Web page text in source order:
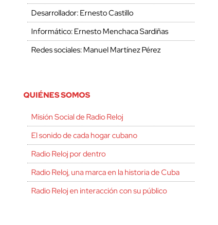
Desarrollador: Ernesto Castillo
Informático: Ernesto Menchaca Sardiñas
Redes sociales: Manuel Martínez Pérez
QUIÉNES SOMOS
Misión Social de Radio Reloj
El sonido de cada hogar cubano
Radio Reloj por dentro
Radio Reloj, una marca en la historia de Cuba
Radio Reloj en interacción con su público